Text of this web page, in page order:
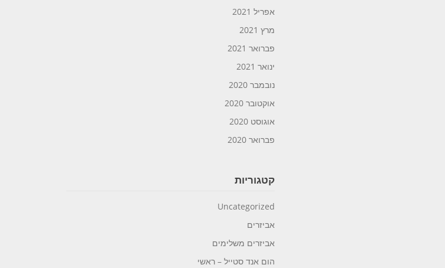
אפריל 2021
מרץ 2021
פברואר 2021
ינואר 2021
נובמבר 2020
אוקטובר 2020
אוגוסט 2020
פברואר 2020
קטגוריות
Uncategorized
אביזרים
אביזרים משלימים
הום אנד סטייל – ראשי